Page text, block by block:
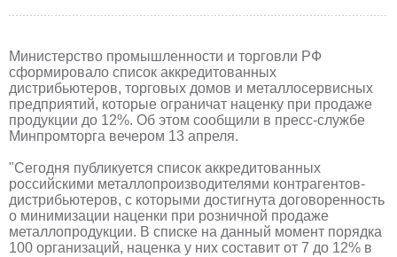
Министерство промышленности и торговли РФ
сформировало список аккредитованных
дистрибьютеров, торговых домов и металлосервисных
предприятий, которые ограничат наценку при продаже
продукции до 12%. Об этом сообщили в пресс-службе
Минпромторга вечером 13 апреля.
"Сегодня публикуется список аккредитованных
российскими металлопроизводителями контрагентов-
дистрибьютеров, с которыми достигнута договоренность
о минимизации наценки при розничной продаже
металлопродукции. В списке на данный момент порядка
100 организаций, наценка у них составит от 7 до 12% в